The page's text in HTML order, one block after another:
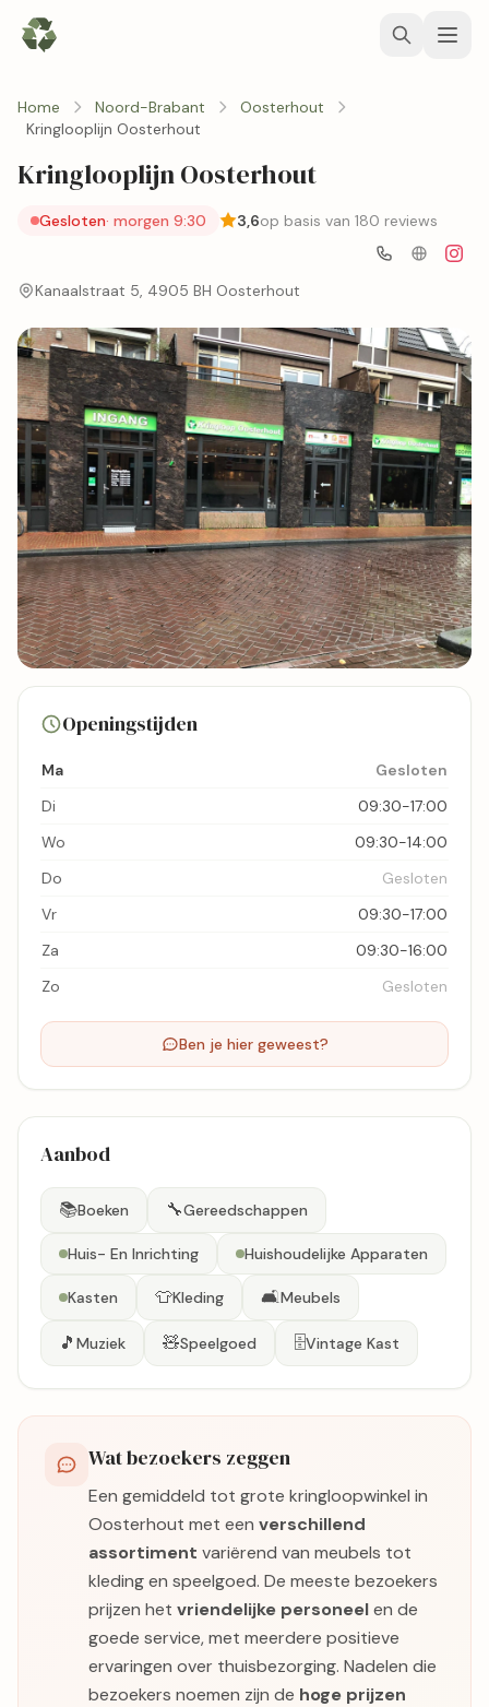
Home Noord-Brabant
Oosterhout
Kringlooplijn Oosterhout
Kringlooplijn Oosterhout
Gesloten· morgen 9:30 3,6op basis van 180 reviews
Kanaalstraat 5, 4905 BH Oosterhout
Bekijk kaart
Openingstijden
Ma
Gesloten
Di
09:30-17:00
Wo
09:30-14:00
Do
Gesloten
Vr
09:30-17:00
Za
09:30-16:00
Zo
Gesloten
Ben je hier geweest?
Aanbod
📚Boeken 🔧Gereedschappen
Huis- En Inrichting Huishoudelijke Apparaten
Kasten 👕Kleding 🛋️Meubels
🎵 Muziek 🧸Speelgoed 🗄️Vintage Kast
Wat bezoekers zeggen
Een gemiddeld tot grote kringloopwinkel in
Oosterhout met een verschillend
assortiment variërend van meubels tot
kleding en speelgoed. De meeste bezoekers
prijzen het vriendelijke personeelen de
goede service, met meerdere positieve
ervaringen over thuisbezorging. Nadelen die
bezoekers noemen zijn de hoge prijzen